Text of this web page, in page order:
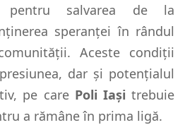
salvarea de la
speranței în rândul
Aceste condiții
dar și potențialul
pe care Poli Iași trebuie
a rămâne în prima ligă.